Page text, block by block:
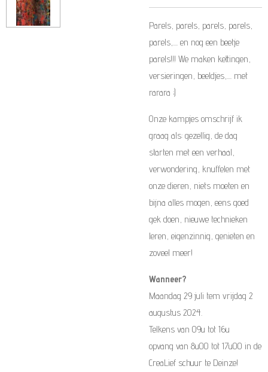
Parels, parels, parels, parels,
parels,.... en nog een beetje
parels!!! We maken kettingen,
versieringen, beeldjes,.... met
rarara ;)
Onze kampjes omschrijf ik
graag als: gezellig, de dag
starten met een verhaal,
verwondering, knuffelen met
onze dieren, niets moeten en
bijna alles mogen, eens goed
gek doen, nieuwe technieken
leren, eigenzinnig, genieten en
zoveel meer!
Wanneer?
Maandag 29 juli tem vrijdag 2
augustus 2024.
Telkens van 09u tot 16u
opvang van 8u00 tot 17u00 in de
CreaLief schuur te Deinze!